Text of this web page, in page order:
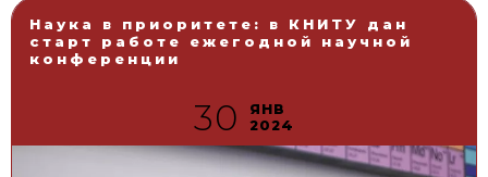
Наука в приоритете: в КНИТУ дан
старт работе ежегодной научной
конференции
30
ЯНВ
2024